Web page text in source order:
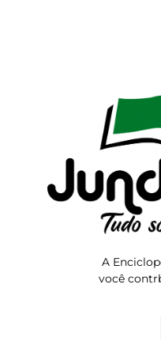
A
você